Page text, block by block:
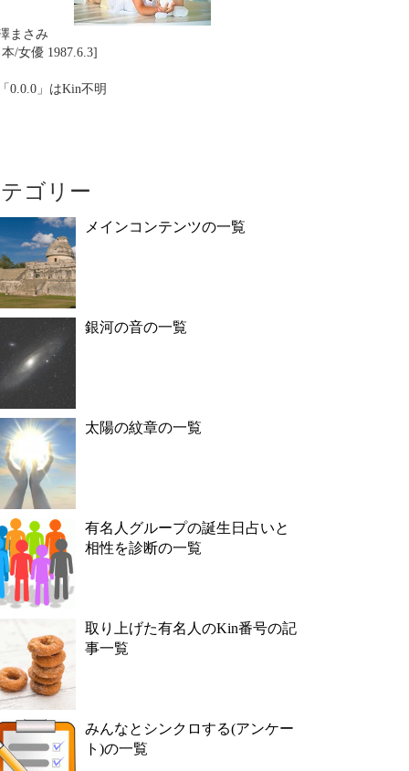
まさみ
/女優 1987.6.3]
0.0.0」はKin不明
ゴリー
メインコンテンツの一覧
銀河の音の一覧
太陽の紋章の一覧
有名人グループの誕生日占いと
相性を診断の一覧
取り上げた有名人のKin番号の記
事一覧
みんなとシンクロする(アンケー
ト)の一覧